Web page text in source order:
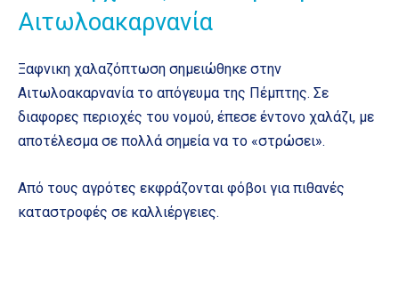
Αιτωλοακαρνανία
Ξαφνικη χαλαζόπτωση σημειώθηκε στην
Αιτωλοακαρνανία το απόγευμα της Πέμπτης. Σε
διαφορες περιοχές του νομού, έπεσε έντονο χαλάζι, με
αποτέλεσμα σε πολλά σημεία να το «στρώσει».
Από τους αγρότες εκφράζονται φόβοι για πιθανές
καταστροφές σε καλλιέργειες.